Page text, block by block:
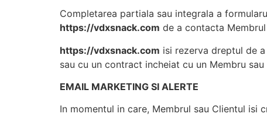
Completarea partiala sau integrala a
https://vdxsnack.com de a contacta
https://vdxsnack.com isi rezerva dreptul de
sau cu un contract incheiat cu un Membru
EMAIL MARKETING SI ALERTE
In momentul in care, Membrul sau Clientul isi